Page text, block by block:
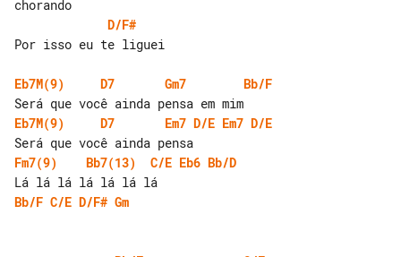
D/F#
Por isso eu te liguei
Eb7M(9) D7 Gm7
Bb/F
Eb7M(9)
D7 Em7 D/E Em7 D/E
Fm7(9)
Bb7(13) C/E Eb6 Bb/D
Bb/F C/E D/F# Gm